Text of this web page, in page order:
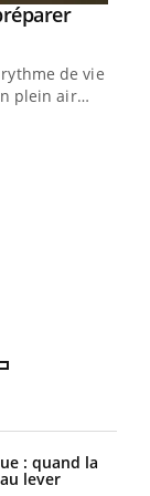
de vie !
plein air…
: quand la
lever